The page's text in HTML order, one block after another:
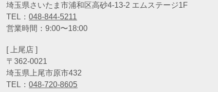
埼玉県さいたま市浦和区高砂4-13-2 エムステージ1F
TEL：048-844-5211
営業時間：9:00〜18:00
[ 上尾店 ]
〒362-0021
埼玉県上尾市原市432
TEL：048-720-8605